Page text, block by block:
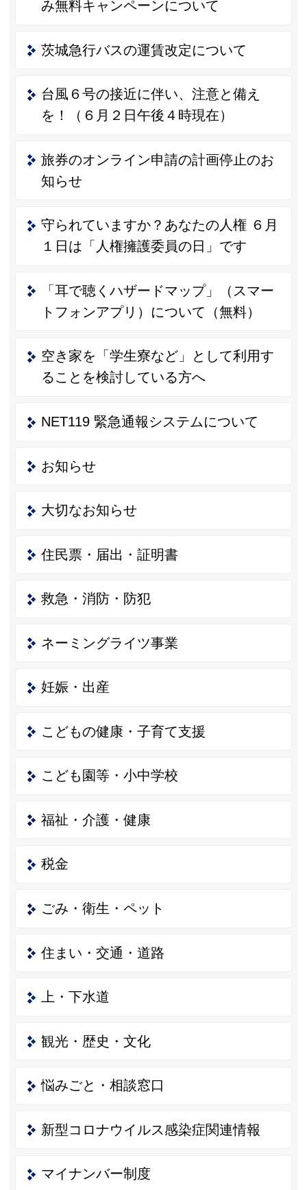
み無料キャンペーンについて
茨城急行バスの運賃改定について
台風６号の接近に伴い、注意と備え
を！（６月２日午後４時現在）
旅券のオンライン申請の計画停止のお
知らせ
守られていますか？あなたの人権 ６月
１日は「人権擁護委員の日」です
「耳で聴くハザードマップ」（スマー
トフォンアプリ）について（無料）
空き家を「学生寮など」として利用す
ることを検討している方へ
NET119 緊急通報システムについて
お知らせ
大切なお知らせ
住民票・届出・証明書
救急・消防・防犯
ネーミングライツ事業
妊娠・出産
こどもの健康・子育て支援
こども園等・小中学校
福祉・介護・健康
税金
ごみ・衛生・ペット
住まい・交通・道路
上・下水道
観光・歴史・文化
悩みごと・相談窓口
新型コロナウイルス感染症関連情報
マイナンバー制度